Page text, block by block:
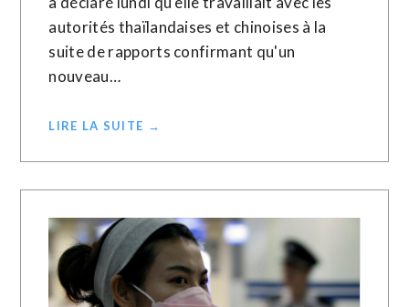
autorités thaïlandaises et chinoises à la
suite de rapports confirmant qu'un
nouveau…
LIRE LA SUITE →